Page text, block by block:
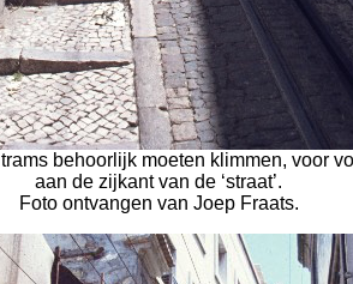
behoorlijk moeten klimmen, voor
aan de zijkant van de ‘straat’.
Foto ontvangen van Joep Fraats.